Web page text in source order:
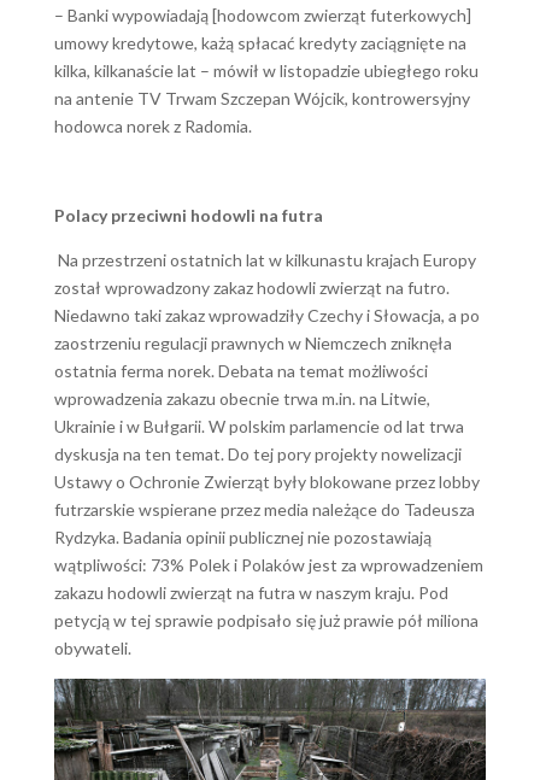
– Banki wypowiadają [hodowcom zwierząt futerkowych]
umowy kredytowe, każą spłacać kredyty zaciągnięte na
kilka, kilkanaście lat – mówił w listopadzie ubiegłego roku
na antenie TV Trwam Szczepan Wójcik, kontrowersyjny
hodowca norek z Radomia.
Polacy przeciwni hodowli na futra
Na przestrzeni ostatnich lat w kilkunastu krajach Europy
został wprowadzony zakaz hodowli zwierząt na futro.
Niedawno taki zakaz wprowadziły Czechy i Słowacja, a po
zaostrzeniu regulacji prawnych w Niemczech zniknęła
ostatnia ferma norek. Debata na temat możliwości
wprowadzenia zakazu obecnie trwa m.in. na Litwie,
Ukrainie i w Bułgarii. W polskim parlamencie od lat trwa
dyskusja na ten temat. Do tej pory projekty nowelizacji
Ustawy o Ochronie Zwierząt były blokowane przez lobby
futrzarskie wspierane przez media należące do Tadeusza
Rydzyka. Badania opinii publicznej nie pozostawiają
wątpliwości: 73% Polek i Polaków jest za wprowadzeniem
zakazu hodowli zwierząt na futra w naszym kraju. Pod
petycją w tej sprawie podpisało się już prawie pół miliona
obywateli.